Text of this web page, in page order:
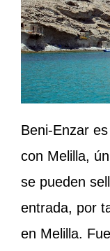
Beni-Enzar
con Melilla,
se pueden
entrada, por
en Melilla.